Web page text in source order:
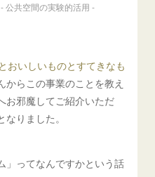
公共空間の実験的活用 -
おいしいものとすてきなも
からこの事業のことを教え
お邪魔してご紹介いただ
りました。
」ってなんですかという話